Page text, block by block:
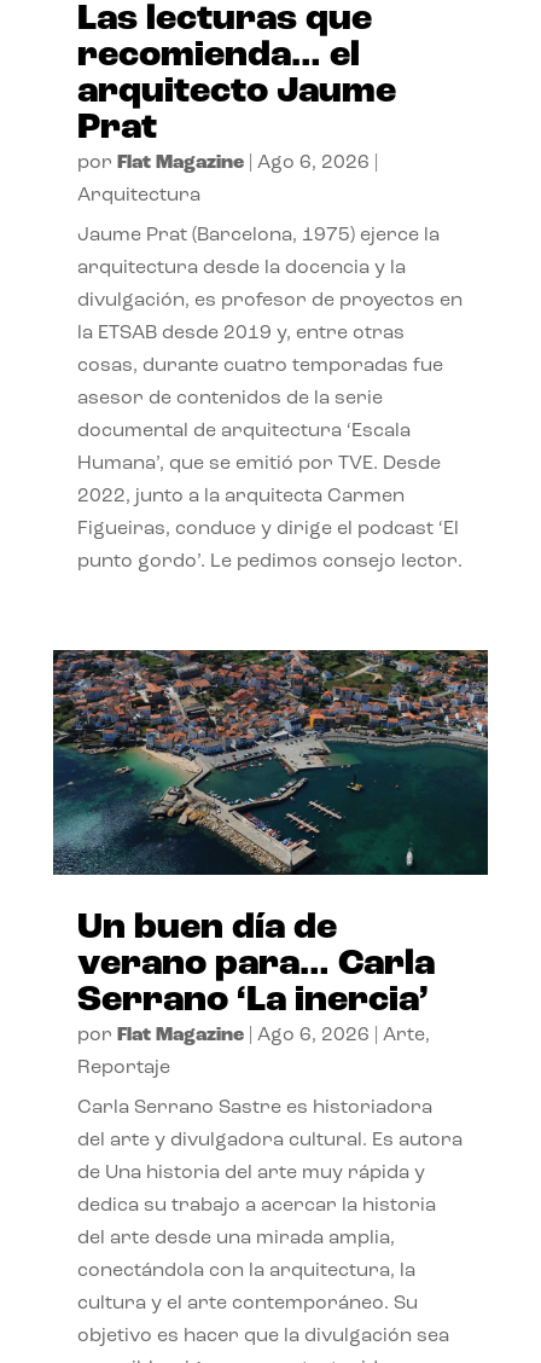
Las lecturas que
recomienda… el
arquitecto Jaume
Prat
por Flat Magazine| Ago 6, 2026
Arquitectura
Jaume Prat (Barcelona, 1975) ejerce la
arquitectura desde la docencia y la
divulgación, es profesor de proyectos en
la ETSAB desde 2019 y, entre otras
cosas, durante cuatro temporadas fue
asesor de contenidos de la serie
documental de arquitectura ‘Escala
Humana’, que se emitió por TVE. Desde
2022, junto a la arquitecta Carmen
Figueiras, conduce y dirige el podcast ‘El
punto gordo’. Le pedimos consejo lector.
Un buen día de
verano para… Carla
Serrano ‘La inercia’
por Flat Magazine| Ago 6, 2026 Arte,
Reportaje
Carla Serrano Sastre es historiadora
del arte y divulgadora cultural. Es autora
de Una historia del arte muy rápida y
dedica su trabajo a acercar la historia
del arte desde una mirada amplia,
conectándola con la arquitectura, la
cultura y el arte contemporáneo. Su
objetivo es hacer que la divulgación sea